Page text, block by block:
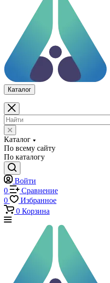
Каталог
По всему сайту
По каталогу
Войти
0
Сравнение
Каталог
Каталог
По всему сайту
По каталогу